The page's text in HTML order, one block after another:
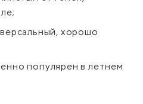
хорошо
популярен в летнем